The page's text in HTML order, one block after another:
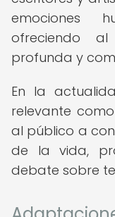
emociones
ofreciendo
profunda y
En la
relevante
al público a
de la vida,
debate sobre